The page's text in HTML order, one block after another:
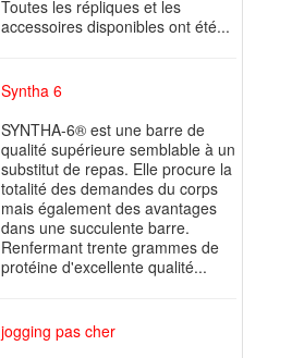
Toutes les répliques et les
accessoires disponibles ont été...
Syntha 6
SYNTHA-6® est une barre de
qualité supérieure semblable à un
substitut de repas. Elle procure la
totalité des demandes du corps
mais également des avantages
dans une succulente barre.
Renfermant trente grammes de
protéine d'excellente qualité...
jogging pas cher